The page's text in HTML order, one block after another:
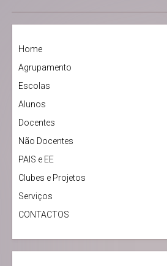
Home
Agrupamento
Escolas
Alunos
Docentes
Não Docentes
PAIS e EE
Clubes e Projetos
Serviços
CONTACTOS